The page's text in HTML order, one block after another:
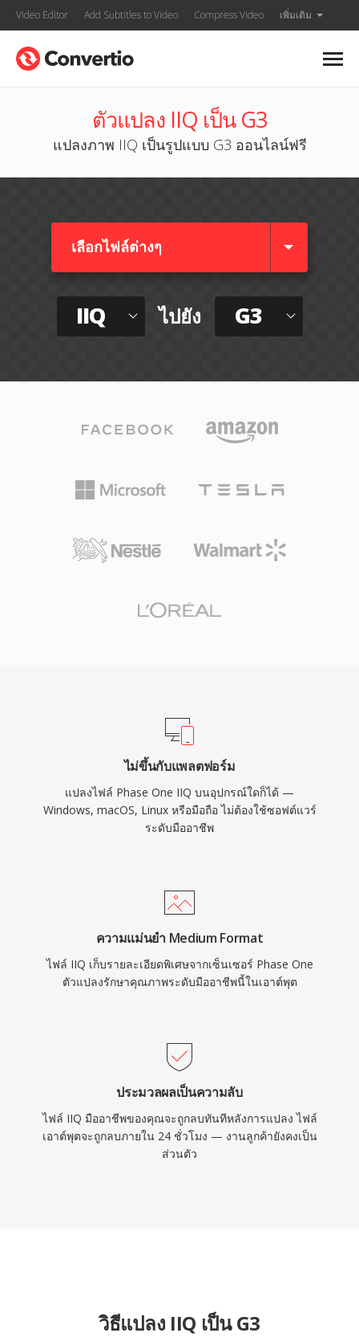
Video Editor Add Subtitles to Video Compress Video เพิ่มเติม
ตัวแปลง IIQ เป็น G3
แปลงภาพ IIQ เป็นรูปแบบ G3 ออนไลน์ฟรี
เลือกไฟล์ต่างๆ​
IIQ ไปยัง G3
ไม่ขึ้นกับแพลตฟอร์ม
แปลงไฟล์ Phase One IIQ บนอุปกรณ์ใดก็ได้ —
Windows, macOS, Linux หรือมือถือ ไม่ต้องใช้ซอฟต์แวร์
ระดับมืออาชีพ
ความแม่นยำ Medium Format
ไฟล์ IIQ เก็บรายละเอียดพิเศษจากเซ็นเซอร์ Phase One
ตัวแปลงรักษาคุณภาพระดับมืออาชีพนี้ในเอาต์พุต
ประมวลผลเป็นความลับ
ไฟล์ IIQ มืออาชีพของคุณจะถูกลบทันทีหลังการแปลง ไฟล์
เอาต์พุตจะถูกลบภายใน 24 ชั่วโมง — งานลูกค้ายังคงเป็น
ส่วนตัว
วิธีแปลง IIQ เป็น G3